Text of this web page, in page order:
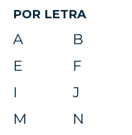
POR LETRA
A B
E
F
I
J
M
N